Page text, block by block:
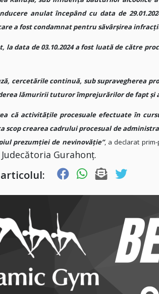
anulat începând cu data de
a fost condamnat pentru săvârșirea
la data de 03.10.2024 a fost luată de către
cercetările continuă, sub supravegherea
lămuririi tuturor împrejurărilor de fapt şi
că activităţile procesuale efectuate în
scop crearea cadrului procesual de
prezumţiei de nevinovăţie”, a declarat
Gurahonţ.